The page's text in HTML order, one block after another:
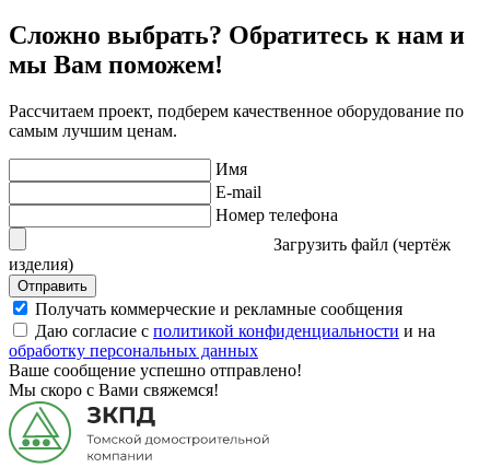
Сложно выбрать? Обратитесь к нам и
мы Вам поможем!
Рассчитаем проект, подберем качественное оборудование по
самым лучшим ценам.
Имя
E-mail
Номер телефона
Загрузить файл (чертёж
изделия)
Отправить
Получать коммерческие и рекламные сообщения
Даю согласие с политикой конфиденциальности и на
обработку персональных данных
Ваше сообщение успешно отправлено!
Мы скоро с Вами свяжемся!